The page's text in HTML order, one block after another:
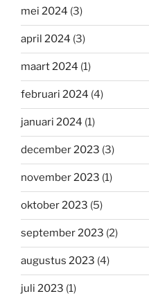
mei 2024 (3)
april 2024 (3)
maart 2024 (1)
februari 2024 (4)
januari 2024 (1)
december 2023 (3)
november 2023 (1)
oktober 2023 (5)
september 2023 (2)
augustus 2023 (4)
juli 2023 (1)